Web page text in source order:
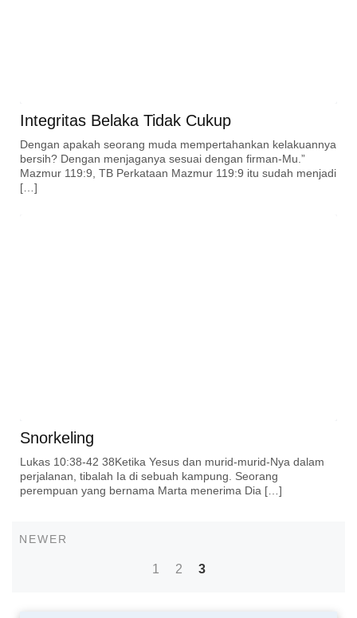
Integritas Belaka Tidak Cukup
Dengan apakah seorang muda mempertahankan kelakuannya
bersih? Dengan menjaganya sesuai dengan firman-Mu.”
Mazmur 119:9, TB Perkataan Mazmur 119:9 itu sudah menjadi
[…]
Snorkeling
Lukas 10:38-42 38Ketika Yesus dan murid-murid-Nya dalam
perjalanan, tibalah Ia di sebuah kampung. Seorang
perempuan yang bernama Marta menerima Dia […]
Newer
NEWER
1 2 3